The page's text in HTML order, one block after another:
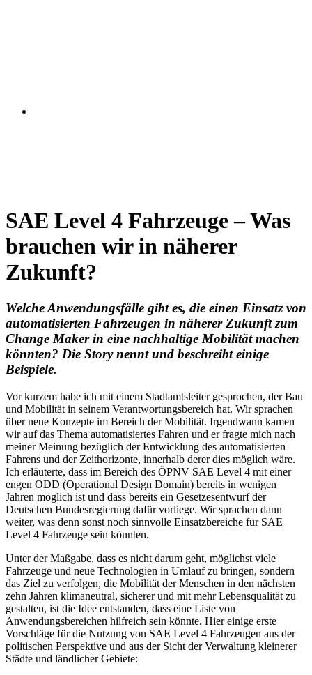
SAE Level 4 Fahrzeuge – Was
brauchen wir in näherer
Zukunft?
Welche Anwendungsfälle gibt es, die einen Einsatz von
automatisierten Fahrzeugen in näherer Zukunft zum
Change Maker in eine nachhaltige Mobilität machen
könnten? Die Story nennt und beschreibt einige
Beispiele.
Vor kurzem habe ich mit einem Stadtamtsleiter gesprochen, der Bau
und Mobilität in seinem Verantwortungsbereich hat. Wir sprachen
über neue Konzepte im Bereich der Mobilität. Irgendwann kamen
wir auf das Thema automatisiertes Fahren und er fragte mich nach
meiner Meinung bezüglich der Entwicklung des automatisierten
Fahrens und der Zeithorizonte, innerhalb derer dies möglich wäre.
Ich erläuterte, dass im Bereich des ÖPNV SAE Level 4 mit einer
engen ODD (Operational Design Domain) bereits in wenigen
Jahren möglich ist und dass bereits ein Gesetzesentwurf der
Deutschen Bundesregierung dafür vorliege. Wir sprachen dann
weiter, was denn sonst noch sinnvolle Einsatzbereiche für SAE
Level 4 Fahrzeuge sein könnten.
Unter der Maßgabe, dass es nicht darum geht, möglichst viele
Fahrzeuge und neue Technologien in Umlauf zu bringen, sondern
das Ziel zu verfolgen, die Mobilität der Menschen in den nächsten
zehn Jahren klimaneutral, sicherer und mit mehr Lebensqualität zu
gestalten, ist die Idee entstanden, dass eine Liste von
Anwendungsbereichen hilfreich sein könnte. Hier einige erste
Vorschläge für die Nutzung von SAE Level 4 Fahrzeugen aus der
politischen Perspektive und aus der Sicht der Verwaltung kleinerer
Städte und ländlicher Gebiete: